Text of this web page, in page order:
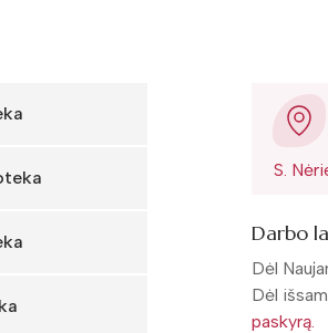
S.
Darbo
Dėl
Dėl
paskyrą.